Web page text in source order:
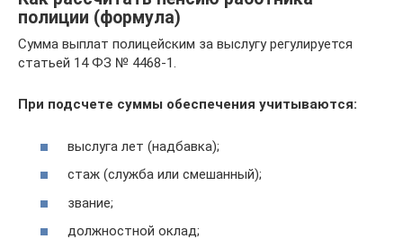
полиции (формула)
Сумма выплат полицейским за выслугу регулируется
статьей 14 ФЗ № 4468-1.
При подсчете суммы обеспечения учитываются:
выслуга лет (надбавка);
стаж (служба или смешанный);
звание;
должностной оклад;